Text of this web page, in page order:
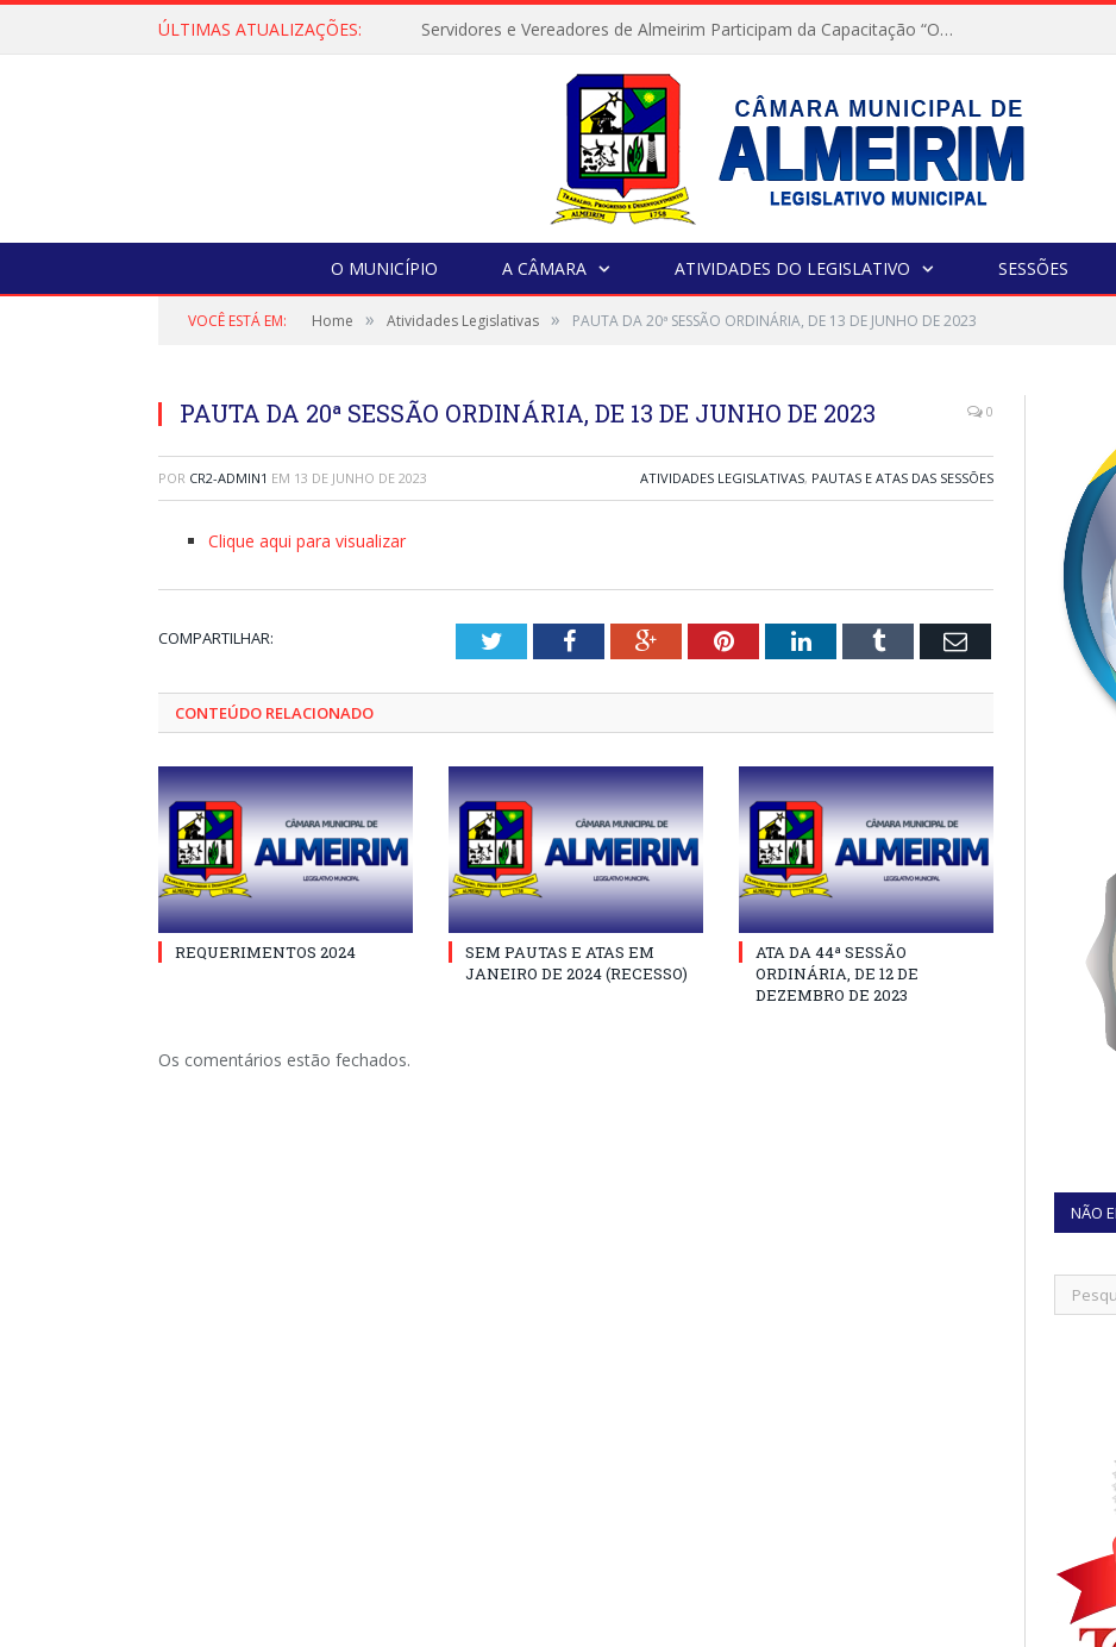
ÚLTIMAS ATUALIZAÇÕES: Servidores e Vereadores de Almeirim Participam da Capacitação “Orientar é a Nossa Missão”
O MUNICÍPIO A CÂMARA ATIVIDADES DO LEGISLATIVO SESSÕES
VOCÊ ESTÁ EM: Home » Atividades Legislativas » PAUTA DA 20ª SESSÃO ORDINÁRIA, DE 13 DE JUNHO DE 2023
PAUTA DA 20ª SESSÃO ORDINÁRIA, DE 13 DE JUNHO DE 2023 0
POR CR2-ADMIN1 EM 13 DE JUNHO DE 2023 ATIVIDADES LEGISLATIVAS, PAUTAS E ATAS DAS SESSÕES
Clique aqui para visualizar
COMPARTILHAR: TwitterFacebookGoogle+PinterestLinkedInTumblr Email
CONTEÚDO RELACIONADO
REQUERIMENTOS 2024
SEM PAUTAS E ATAS EM
JANEIRO DE 2024 (RECESSO)
ATA DA 44ª SESSÃO
ORDINÁRIA, DE 12 DE
DEZEMBRO DE 2023
Os comentários estão fechados.
NÃO